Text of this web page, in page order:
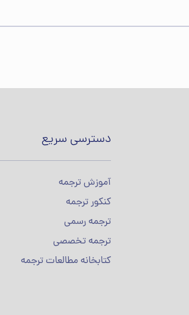
دسترسی سریع
آموزش ترجمه
کنکور ترجمه
ترجمه رسمی
ترجمه تخصصی
کتابخانه مطالعات ترجمه